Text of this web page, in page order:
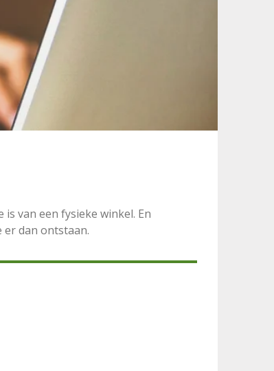
van een fysieke winkel. En
er dan ontstaan.